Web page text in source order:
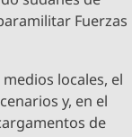
Fuerzas
locales, el
y, en el
de